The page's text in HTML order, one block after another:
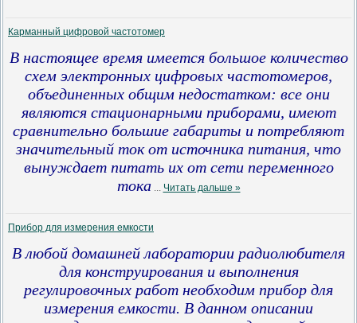
Карманный цифровой частотомер
В настоящее время имеется большое количество
схем электронных цифровых частотомеров,
объединенных общим недостатком: все они
являются стационарными приборами, имеют
сравнительно большие габариты и потребляют
значительный ток от источника питания, что
вынуждает питать их от сети переменного
тока ... Читать дальше »
Прибор для измерения емкости
В любой домашней лаборатории радиолюбителя
для конструирования и выполнения
регулировочных работ необходим прибор для
измерения емкости. В данном описании